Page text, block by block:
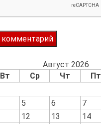
Август 2026
Вт Ср Чт Пт
5 6 7
12 13 14